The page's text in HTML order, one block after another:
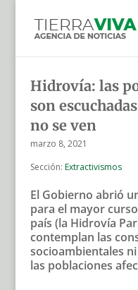
Hidrovía: las
son
no se ven
marzo 8, 2021
Sección: Extractivismos
El Gobierno abrió
para el mayor
país (la Hidrovía
contemplan las
socioambientales
las poblaciones